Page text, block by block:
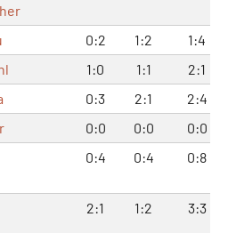
0:2 1:2
1:4
1:0 1:1
2:1
0:3 2:1
2:4
0:0 0:0
0:0
0:4 0:4 0:8
2:1 1:2 3:3